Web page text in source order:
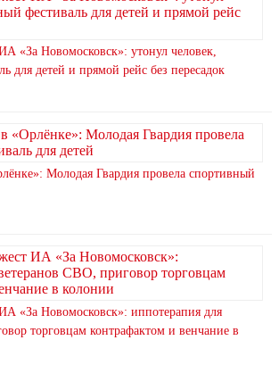
«За Новомосковск»: утонул человек,
для детей и прямой рейс без пересадок
Молодая Гвардия провела спортивный
«За Новомосковск»: иппотерапия для
торговцам контрафактом и венчание в